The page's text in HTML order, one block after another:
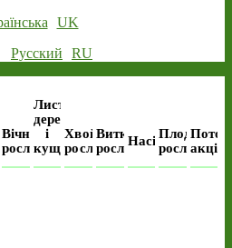
UK
Русский
RU
Вічнозелені
рослини
Листяні
дерева
і
кущі
Хвойні
рослини
Виткі
рослиниНасінняПлодові
рослини
акція